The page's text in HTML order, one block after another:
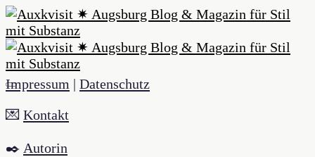
Impressum | Datenschutz
💌 Kontakt
✒️ Autorin